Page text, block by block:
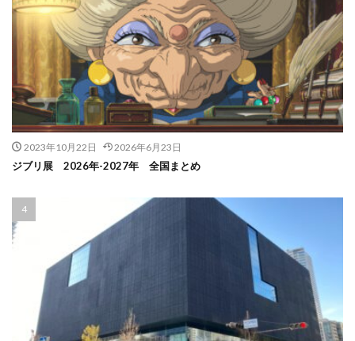
2023年10月22日 2026年6月23日
ジブリ展 2026年-2027年 全国まとめ